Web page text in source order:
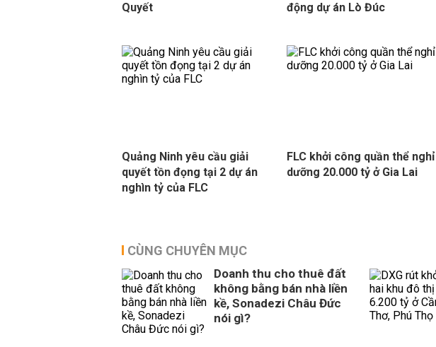
Quyết
động dự án Lò Đúc
Quảng Ninh yêu cầu giải
quyết tồn đọng tại 2 dự án
nghìn tỷ của FLC
FLC khởi công quần thể nghỉ
dưỡng 20.000 tỷ ở Gia Lai
CÙNG CHUYÊN MỤC
Doanh thu cho thuê đất
không bằng bán nhà liền
kề, Sonadezi Châu Đức
nói gì?